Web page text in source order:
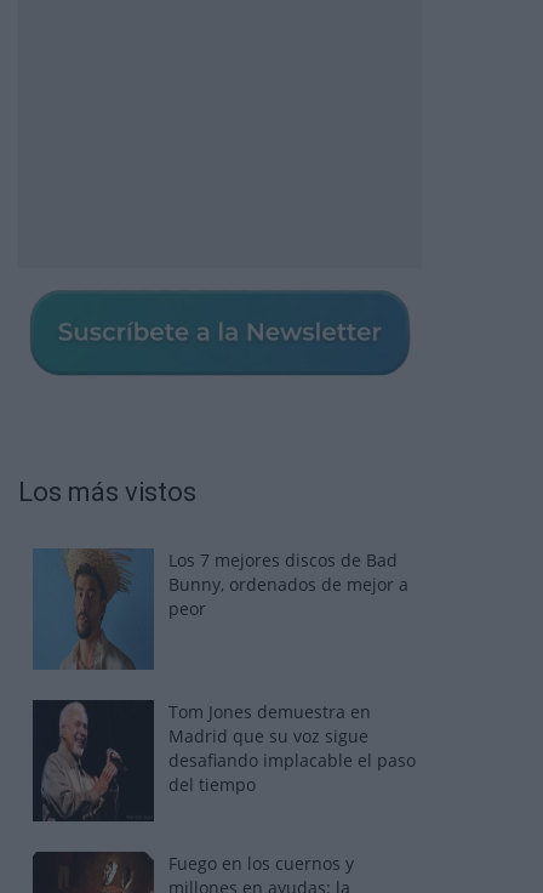
Los más vistos
Los 7 mejores discos de Bad
Bunny, ordenados de mejor a
peor
Tom Jones demuestra en
Madrid que su voz sigue
desafiando implacable el paso
del tiempo
Fuego en los cuernos y
millones en ayudas: la